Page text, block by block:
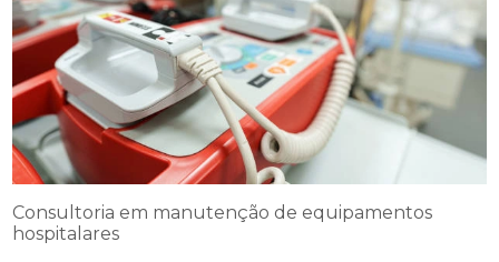
Consultoria em manutenção de equipamentos
hospitalares